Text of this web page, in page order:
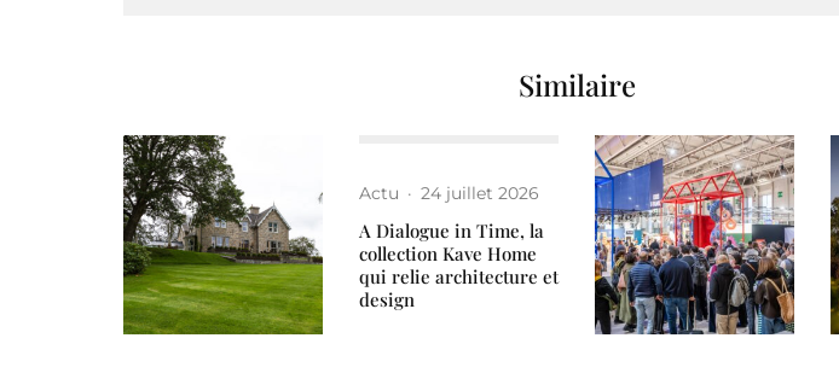
Similaire
Actu · 24 juillet 2026
A Dialogue in Time, la
collection Kave Home
qui relie architecture et
design